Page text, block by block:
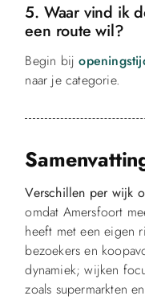
5. Waar vind ik
een route wil?
Begin bij
naar je categorie.
Verschillen per wijk
omdat Amersfoort
heeft met een eigen
bezoekers en
dynamiek; wijken
zoals supermarkten